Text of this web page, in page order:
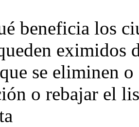
beneficia los
eximidos
se eliminen
o rebajar el